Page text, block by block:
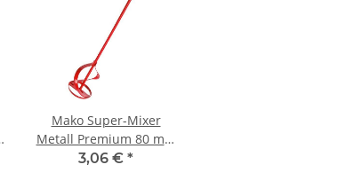
Mako Super-Mixer
Metall Premium 80 mm
- 1 Stück
3,06 € *